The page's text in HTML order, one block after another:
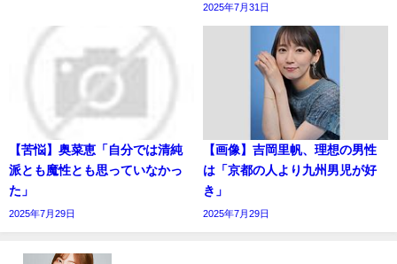
2025年7月31日
【苦悩】奥菜恵「自分では清純
派とも魔性とも思っていなかっ
た」
2025年7月29日
【画像】吉岡里帆、理想の男性
は「京都の人より九州男児が好
き」
2025年7月29日